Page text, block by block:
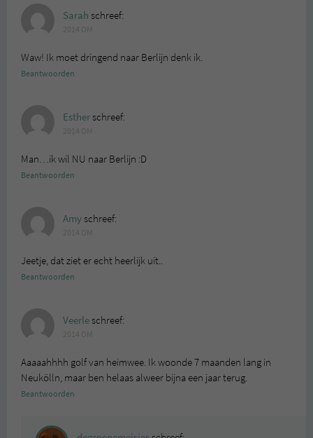
Sarah schreef:
Waw! Ik moet dringend naar Berlijn denk ik.
Beantwoorden
Estherschreef:
Man…ik wil NU naar Berlijn :D
Beantwoorden
Amyschreef:
Jeetje, dat ziet er echt heerlijk uit..
Beantwoorden
Veerleschreef:
Aaaaahhhh golf van heimwee. Ik woonde 7 maanden lang in
Neukölln, maar ben helaas alweer bijna een jaar terug.
Beantwoorden